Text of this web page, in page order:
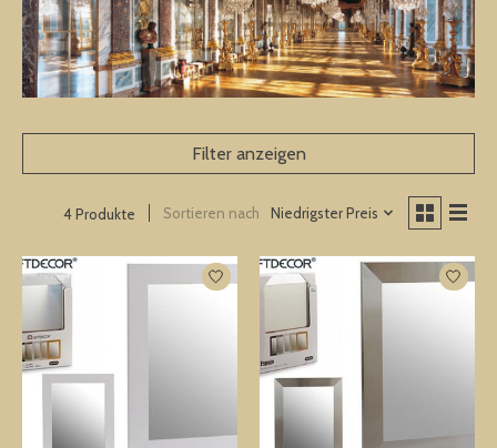
Filter anzeigen
4 Produkte Sortieren nach Niedrigster Preis